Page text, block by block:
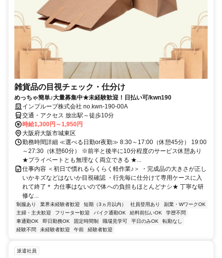
雑貨品の目視チェック・仕分け
めっちゃ簡単♪大量募集中★未経験歓迎！日払い可/kwn190
インプルーブ株式会社 no.kwn-190-00A
交通・アクセス 放出駅～徒歩10分
時給1,300円～1,950円
大阪府大阪市城東区
勤務時間詳細 ≪選べる日勤or夜勤≫ 8:30～17:00（休憩45分） 19:00
～27:30（休憩60分） ※前半と後半に10分程度のサービス休憩あり
★プライベートとも無理なく両立できる ★...
仕事内容 ＜初日で慣れるらくらく軽作業♪＞ ・完成品の大きさが正し
いかキズなどはないか目視確認 ・行先毎に仕分けて専用ケースに入
れて終了＊ 力仕事はないので体への負担もほとんどナシ★ 丁寧な研
修な...
制服あり 業界未経験者歓迎 短期（3ヵ月以内） 社員登用あり
副業・WワークOK
主婦・主夫歓迎
フリーター歓迎 バイク通勤OK 給料前払いOK
学歴不問
車通勤OK
即日勤務OK 固定時間制 職場見学可 平日のみOK
転勤なし
経験不問
未経験者歓迎 午前 経験者歓迎
派遣社員